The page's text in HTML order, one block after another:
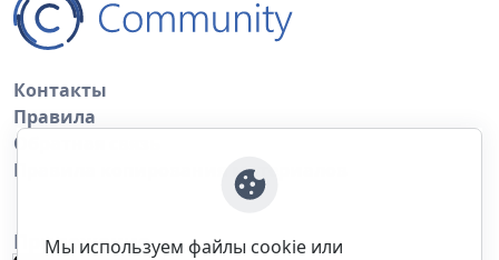
Контакты
Правила
Обратная связь
Правила копирования материалов
Приложение
Мы используем файлы cookie или